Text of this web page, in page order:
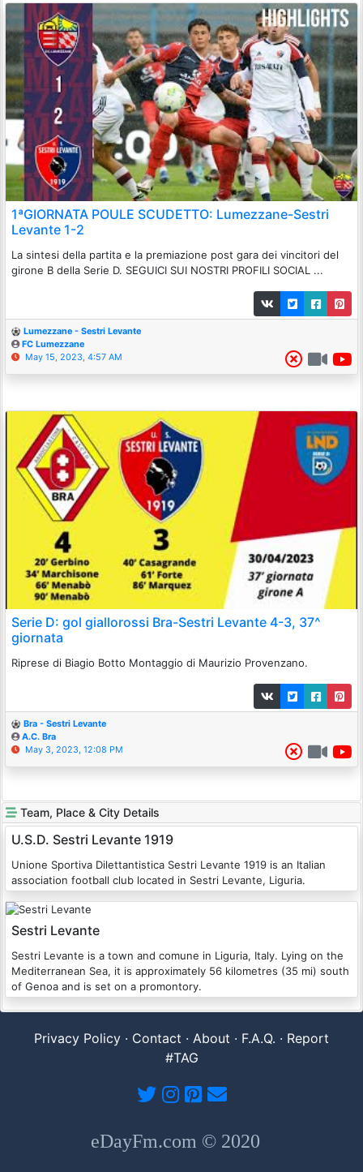
1ªGIORNATA POULE SCUDETTO: Lumezzane-Sestri
Levante 1-2
La sintesi della partita e la premiazione post gara dei vincitori del
girone B della Serie D. SEGUICI SUI NOSTRI PROFILI SOCIAL ...
Lumezzane - Sestri Levante
FC Lumezzane
May 15, 2023, 4:57 AM
Serie D: gol giallorossi Bra-Sestri Levante 4-3, 37^
giornata
Riprese di Biagio Botto Montaggio di Maurizio Provenzano.
Bra - Sestri Levante
A.C. Bra
May 3, 2023, 12:08 PM
Team, Place & City Details
U.S.D. Sestri Levante 1919
Unione Sportiva Dilettantistica Sestri Levante 1919 is an Italian
association football club located in Sestri Levante, Liguria.
Sestri Levante
Sestri Levante is a town and comune in Liguria, Italy. Lying on the
Mediterranean Sea, it is approximately 56 kilometres (35 mi) south
of Genoa and is set on a promontory.
Privacy Policy · Contact · About · F.A.Q. · Report
#TAG
eDayFm.com © 2020